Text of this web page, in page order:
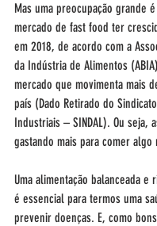
Mas uma preocupação grande
mercado de fast food ter
em 2018, de acordo com a
da Indústria de Alimentos
mercado que movimenta mais
país (Dado Retirado do
Industriais – SINDAL). Ou seja,
gastando mais para comer algo
Uma alimentação balanceada e
é essencial para termos uma
prevenir doenças. E, como